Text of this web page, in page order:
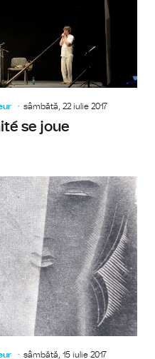
sâmbătă, 22 iulie 2017
se joue
sâmbătă, 15 iulie 2017